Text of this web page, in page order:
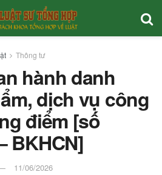
Thông tư
hành danh
dịch vụ công
điểm [số
BKHCN]
11/06/2026